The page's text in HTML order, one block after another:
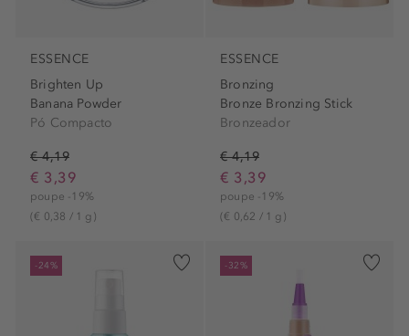
ESSENCE
Brighten Up
Banana Powder
Pó Compacto
€ 4,19
€ 3,39
poupe -19%
(€ 0,38 / 1 g)
ESSENCE
Bronzing
Bronze Bronzing Stick
Bronzeador
€ 4,19
€ 3,39
poupe -19%
(€ 0,62 / 1 g)
-24% -32%